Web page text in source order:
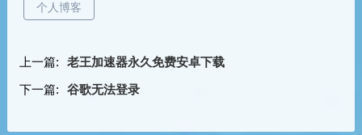
个人博客
上一篇:
老王加速器永久免费安卓下载
下一篇:
谷歌无法登录